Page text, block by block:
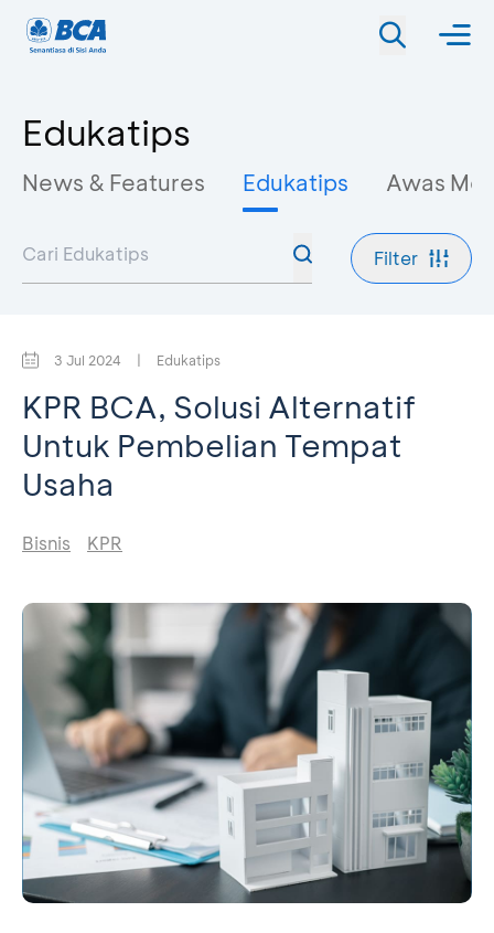
Edukatips
News & Features Edukatips Awas
Filter
3 Jul 2024 | Edukatips
KPR BCA, Solusi Alternatif
Untuk Pembelian Tempat
Usaha
Bisnis KPR